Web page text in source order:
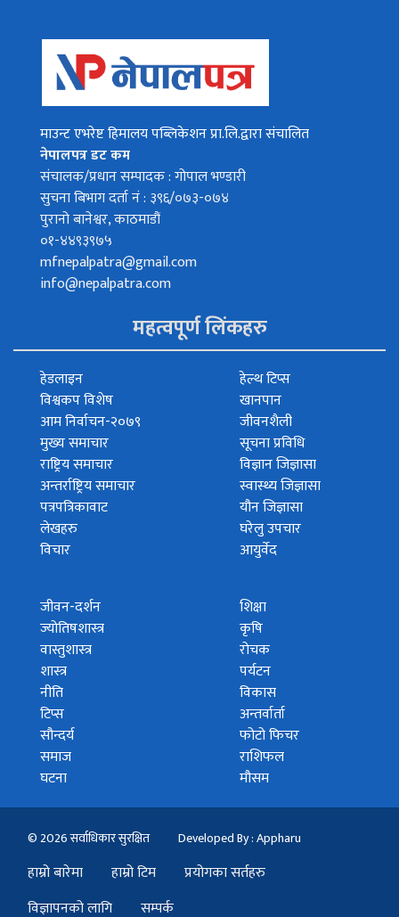
माउन्ट एभरेष्ट हिमालय पब्लिकेशन प्रा.लि.द्वारा संचालित
नेपालपत्र डट कम
संचालक/प्रधान सम्पादक : गोपाल भण्डारी
सुचना बिभाग दर्ता नं : ३९६/०७३-०७४
पुरानो बानेश्वर, काठमाडौं
०१-४४९३९७५
mfnepalpatra@gmail.com
info@nepalpatra.com
महत्वपूर्ण लिंकहरु
हेडलाइन
विश्वकप विशेष
आम निर्वाचन-२०७९
मुख्य समाचार
राष्ट्रिय समाचार
अन्तर्राष्ट्रिय समाचार
पत्रपत्रिकावाट
लेखहरु
विचार
हेल्थ टिप्स
खानपान
जीवनशैली
सूचना प्रविधि
विज्ञान जिज्ञासा
स्वास्थ्य जिज्ञासा
यौन जिज्ञासा
घरेलु उपचार
आयुर्वेद
जीवन-दर्शन
ज्योतिषशास्त्र
वास्तुशास्त्र
शास्त्र
नीति
टिप्स
सौन्दर्य
समाज
घटना
शिक्षा
कृषि
रोचक
पर्यटन
विकास
अन्तर्वार्ता
फोटो फिचर
राशिफल
मौसम
© 2026 सर्वाधिकार सुरक्षित Developed By : Appharu
हाम्रो बारेमा हाम्रो टिम
प्रयोगका सर्तहरु
विज्ञापनको लागि
सम्पर्क